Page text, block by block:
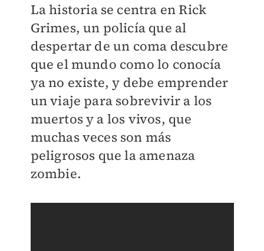
La historia se centra en Rick
Grimes, un policía que al
despertar de un coma descubre
que el mundo como lo conocía
ya no existe, y debe emprender
un viaje para sobrevivir a los
muertos y a los vivos, que
muchas veces son más
peligrosos que la amenaza
zombie.